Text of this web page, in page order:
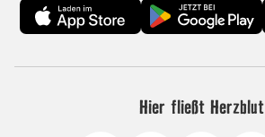
Hier fließt Herzblut